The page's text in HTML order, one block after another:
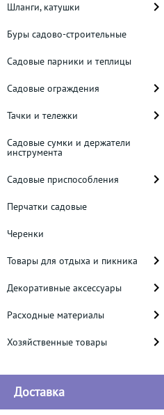
Шланги, катушки
Буры садово-строительные
Садовые парники и теплицы
Садовые ограждения
Тачки и тележки
Садовые сумки и держатели
инструмента
Садовые приспособления
Перчатки садовые
Черенки
Товары для отдыха и пикника
Декоративные аксессуары
Расходные материалы
Хозяйственные товары
Доставка